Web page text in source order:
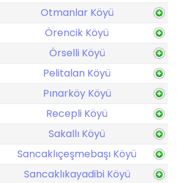
Otmanlar Köyü
Örencik Köyü
Örselli Köyü
Pelitalan Köyü
Pınarköy Köyü
Recepli Köyü
Sakallı Köyü
Sancaklıçeşmebaşı Köyü
Sancaklıkayadibi Köyü